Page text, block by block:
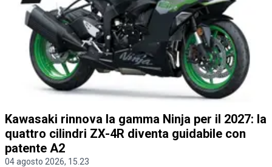
Kawasaki rinnova la gamma Ninja per il 2027: la
quattro cilindri ZX-4R diventa guidabile con
patente A2
04 agosto 2026, 15.23